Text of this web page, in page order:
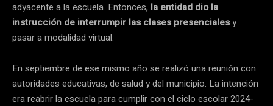
adyacente a la escuela. Entonces, la entidad dio la
instrucción de interrumpir las clases presencialesy
pasar a modalidad virtual.
En septiembre de ese mismo año se realizó una reunión con
autoridades educativas, de salud y del municipio. La intención
era reabrir la escuela para cumplir con el ciclo escolar 2024-